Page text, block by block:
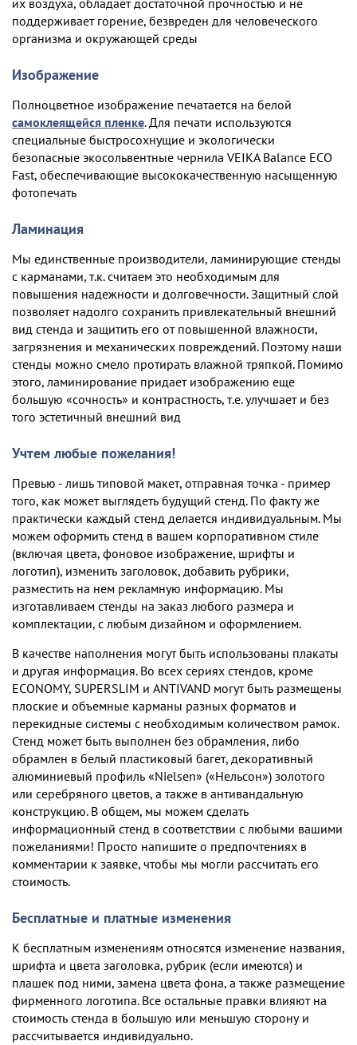
их воздуха, обладает достаточной прочностью и не
поддерживает горение, безвреден для человеческого
организма и окружающей среды
Изображение
Полноцветное изображение печатается на белой
самоклеящейся пленке. Для печати используются
специальные быстросохнущие и экологически
безопасные экосольвентные чернила VEIKA Balance ECO
Fast, обеспечивающие высококачественную насыщенную
фотопечать
Ламинация
Мы единственные производители, ламинирующие стенды
с карманами, т.к. считаем это необходимым для
повышения надежности и долговечности. Защитный слой
позволяет надолго сохранить привлекательный внешний
вид стенда и защитить его от повышенной влажности,
загрязнения и механических повреждений. Поэтому наши
стенды можно смело протирать влажной тряпкой. Помимо
этого, ламинирование придает изображению еще
большую «сочность» и контрастность, т.е. улучшает и без
того эстетичный внешний вид
Учтем любые пожелания!
Превью - лишь типовой макет, отправная точка - пример
того, как может выглядеть будущий стенд. По факту же
практически каждый стенд делается индивидуальным. Мы
можем оформить стенд в вашем корпоративном стиле
(включая цвета, фоновое изображение, шрифты и
логотип), изменить заголовок, добавить рубрики,
разместить на нем рекламную информацию. Мы
изготавливаем стенды на заказ любого размера и
комплектации, c любым дизайном и оформлением.
В качестве наполнения могут быть использованы плакаты
и другая информация. Во всех сериях стендов, кроме
ECONOMY, SUPERSLIM и ANTIVAND могут быть размещены
плоские и объемные карманы разных форматов и
перекидные системы с необходимым количеством рамок.
Стенд может быть выполнен без обрамления, либо
обрамлен в белый пластиковый багет, декоративный
алюминиевый профиль «Nielsen» («Нельсон») золотого
или серебряного цветов, а также в антивандальную
конструкцию. В общем, мы можем сделать
информационный стенд в соответствии с любыми вашими
пожеланиями! Просто напишите о предпочтениях в
комментарии к заявке, чтобы мы могли рассчитать его
стоимость.
Бесплатные и платные изменения
К бесплатным изменениям относятся изменение названия,
шрифта и цвета заголовка, рубрик (если имеются) и
плашек под ними, замена цвета фона, а также размещение
фирменного логотипа. Все остальные правки влияют на
стоимость стенда в большую или меньшую сторону и
рассчитывается индивидуально.